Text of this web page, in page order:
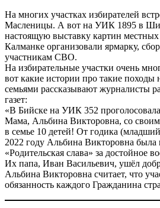
На многих участках избирателей
Масленицы. А вот на УИК 1895 в
настоящую выставку картин
Калманке организовали ярмарку,
участникам СВО.
На избирательные участки очень
вот какие истории про такие
семьями рассказывают журналисты
газет:
«В Бийске на УИК 352
Мама, Альбина Викторовна, со
в семье 10 детей! От годика
2022 году Альбина Викторовна была
«Родительская слава» за достойное
Их папа, Иван Васильевич, ушёл
Альбина Викторовна считает, что
обязанность каждого Гражданина